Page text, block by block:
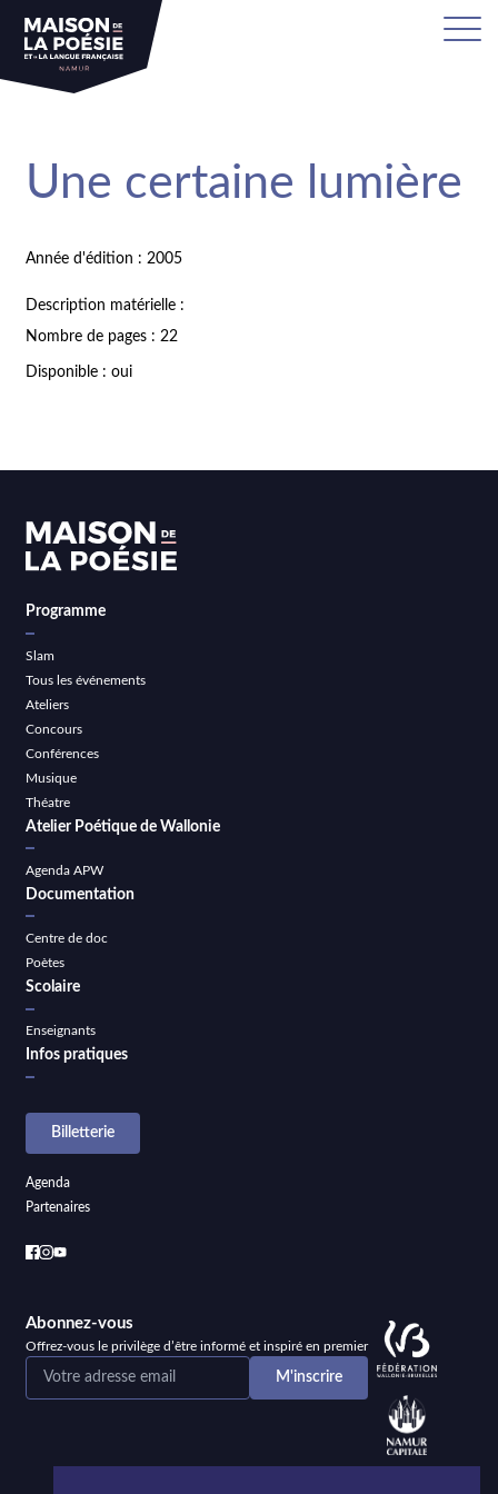
Une certaine lumière
Année d'édition : 2005
Description matérielle :
Nombre de pages : 22
Disponible : oui
Programme
Slam
Tous les événements
Ateliers
Concours
Conférences
Musique
Théatre
Atelier Poétique de Wallonie
Agenda APW
Documentation
Centre de doc
Poètes
Scolaire
Enseignants
Infos pratiques
Billetterie
Agenda
Partenaires
Abonnez-vous
Offrez-vous le privilège d’être informé et inspiré en premier